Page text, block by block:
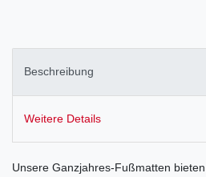
Beschreibung
Weitere Details
Unsere Ganzjahres-Fußmatten